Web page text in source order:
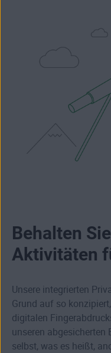
Behalten
Aktivitäten
Unsere integrierten
Grund auf so
digitalen
unseren abgesicherten
selbst, was es heißt,